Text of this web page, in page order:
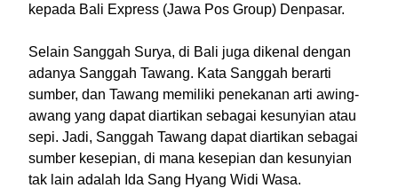
kepada Bali Express (Jawa Pos Group) Denpasar.
Selain Sanggah Surya, di Bali juga dikenal dengan
adanya Sanggah Tawang. Kata Sanggah berarti
sumber, dan Tawang memiliki penekanan arti awing-
awang yang dapat diartikan sebagai kesunyian atau
sepi. Jadi, Sanggah Tawang dapat diartikan sebagai
sumber kesepian, di mana kesepian dan kesunyian
tak lain adalah Ida Sang Hyang Widi Wasa.